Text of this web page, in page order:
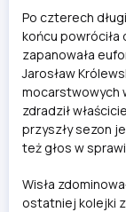
Po czterech
końcu powróciła
zapanowała
Jarosław
mocarstwowych
zdradził
przyszły sezon
też głos w
Wisła
ostatniej kolejki